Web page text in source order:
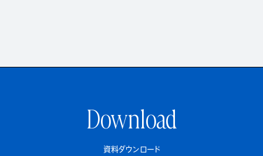
Download
資料ダウンロード